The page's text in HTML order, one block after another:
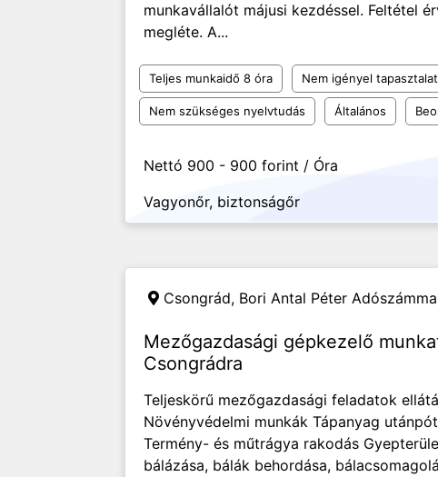
munkavállalót májusi kezdéssel. Feltétel
megléte. A...
Teljes munkaidő 8 óra Nem igényel
Nem szükséges nyelvtudás Általános
Nettó 900 - 900 forint / Óra
Vagyonőr, biztonságőr
Csongrád, Bori Antal Péter
Mezőgazdasági gépkezelő
Csongrádra
Teljeskörű mezőgazdasági feladatok
Növényvédelmi munkák Tápanyag
Termény- és műtrágya rakodás
bálázása, bálák behordása,